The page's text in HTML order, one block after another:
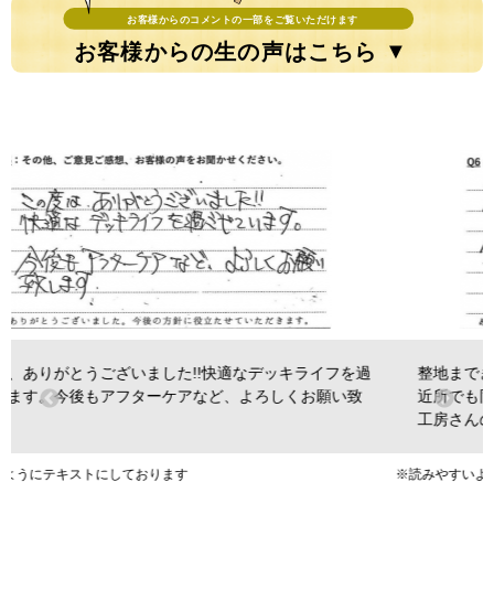
整地まできれいにしていただき、ありがとうございました。
近所でも同様の工事がされていますが、他社よりもグランド
※読みやすいようにテキストにしております